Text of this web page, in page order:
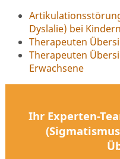
Dyslalie) bei Kindern
Therapeuten
Therapeuten
Erwachsene
Ihr Experten-